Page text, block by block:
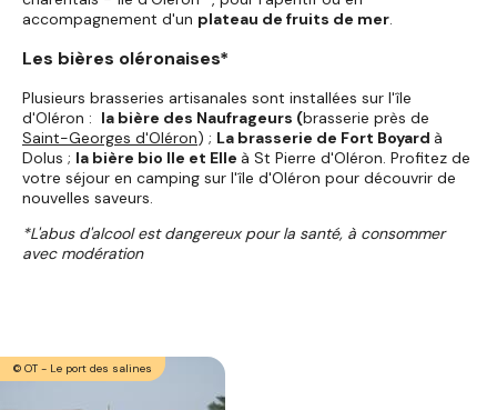
accompagnement d'un plateau de fruits de mer.
Les bières oléronaises*
Plusieurs brasseries artisanales sont installées sur l'île
d'Oléron : la bière des Naufrageurs (brasserie près de
Saint-Georges d'Oléron) ; La brasserie de Fort Boyard à
Dolus ; la bière bio Ile et Elle à St Pierre d'Oléron. Profitez de
votre séjour en camping sur l'île d'Oléron pour découvrir de
nouvelles saveurs.
*L'abus d'alcool est dangereux pour la santé, à consommer
avec modération
© OT - Le port des salines